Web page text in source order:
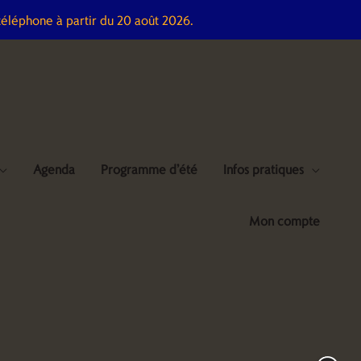
à partir du 20 août 2026.
Agenda Programme d’été Infos pratiques
Mon compte